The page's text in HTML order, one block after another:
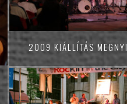
2009 KIÁLLÍTÁS